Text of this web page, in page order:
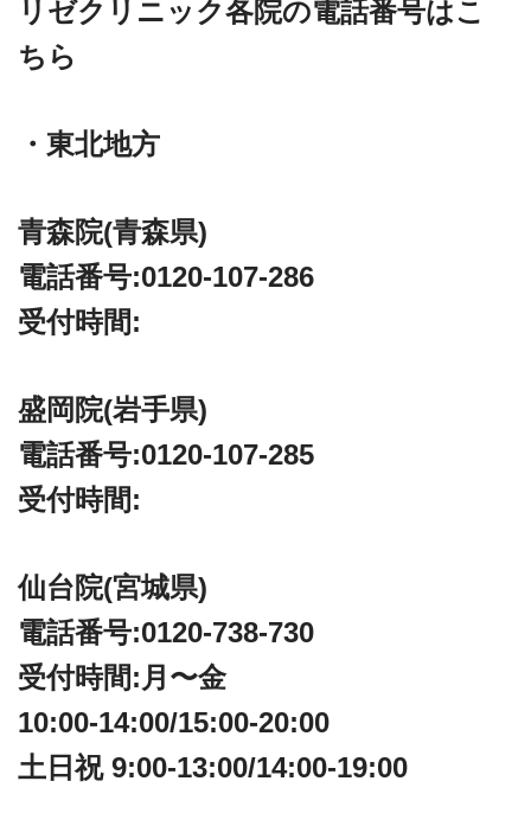
リゼクリニック各院の電話番号はこ
ちら
・東北地方
青森院(青森県)
電話番号:0120-107-286
受付時間:
盛岡院(岩手県)
電話番号:0120-107-285
受付時間:
仙台院(宮城県)
電話番号:0120-738-730
受付時間:月〜金
10:00-14:00/15:00-20:00
土日祝 9:00-13:00/14:00-19:00